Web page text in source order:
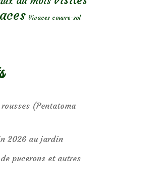
Vivaces couvre-sol
(Pentatoma
2026 au jardin
pucerons et autres